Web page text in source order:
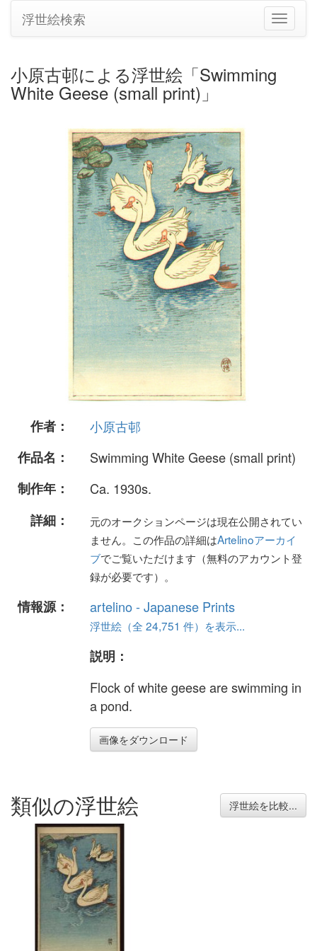
ナ
ビ
浮世絵検索
小原古邨による浮世絵「Swimming
White Geese (small print)」
作者：
小原古邨
作品名：
Swimming White Geese (small print)
制作年：
Ca. 1930s.
詳細：
元のオークションページは現在公開されてい
ません。この作品の詳細はArtelinoアーカイ
ブでご覧いただけます（無料のアカウント登
録が必要です）。
情報源： artelino - Japanese Prints
浮世絵（全 24,751 件）を表示...
説明：
Flock of white geese are swimming in
a pond.
画像をダウンロード
類似の浮世絵 浮世絵を比較...